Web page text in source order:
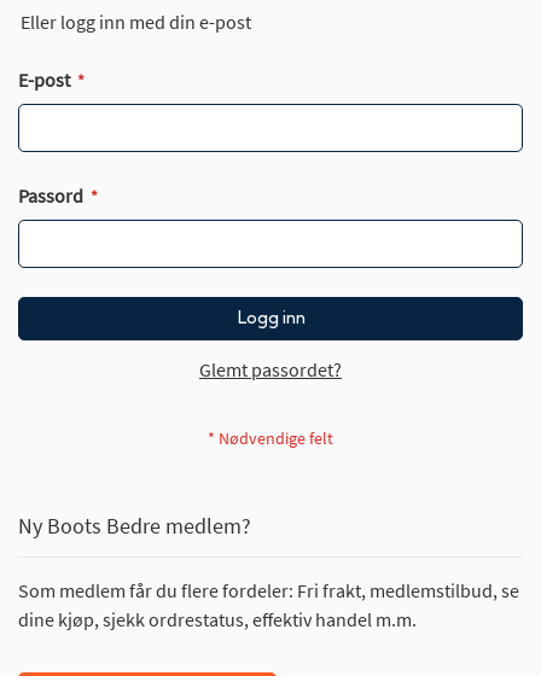
Eller logg inn med din e-post
E-post
Passord
Logg inn
Glemt passordet?
Ny Boots Bedre medlem?
Som medlem får du flere fordeler: Fri frakt, medlemstilbud, se
dine kjøp, sjekk ordrestatus, effektiv handel m.m.